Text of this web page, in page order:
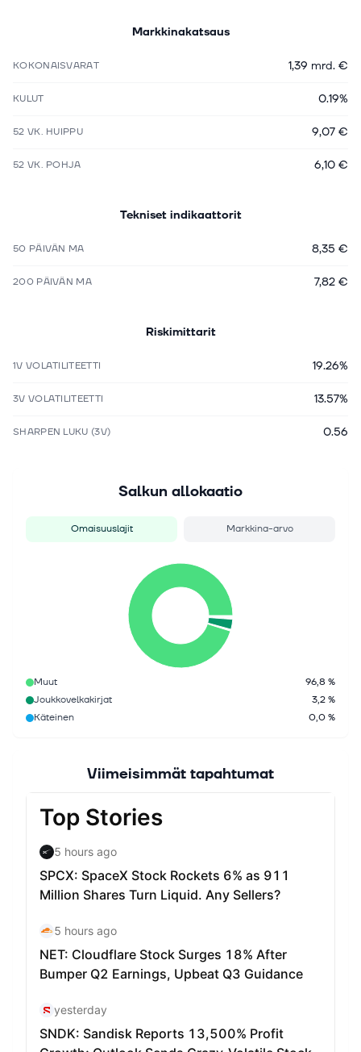
Markkinakatsaus
KOKONAISVARAT 1,39 mrd. €
KULUT 0.19%
52 VK. HUIPPU 9,07 €
52 VK. POHJA 6,10 €
Tekniset indikaattorit
50 PÄIVÄN MA 8,35 €
200 PÄIVÄN MA 7,82 €
Riskimittarit
1V VOLATILITEETTI 19.26%
3V VOLATILITEETTI 13.57%
SHARPEN LUKU (3V) 0.56
Salkun allokaatio
Omaisuuslajit Markkina-arvo
Muut
96,8 %
Joukkovelkakirjat
3,2 %
Käteinen
0,0 %
Viimeisimmät tapahtumat